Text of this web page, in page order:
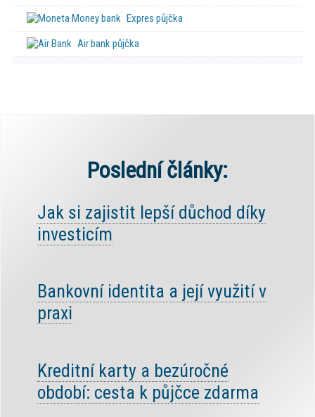
Expres půjčka
Air bank půjčka
Poslední články:
Jak si zajistit lepší důchod díky
investicím
Bankovní identita a její využití v
praxi
Kreditní karty a bezúročné
období: cesta k půjčce zdarma